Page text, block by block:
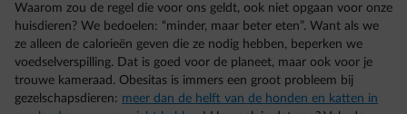
Waarom zou de regel die voor ons geldt, ook niet opgaan voor onze
huisdieren? We bedoelen: “minder, maar beter eten”. Want als we
ze alleen de calorieën geven die ze nodig hebben, beperken we
voedselverspilling. Dat is goed voor de planeet, maar ook voor je
trouwe kameraad. Obesitas is immers een groot probleem bij
gezelschapsdieren: meer dan de helft van de honden en katten in